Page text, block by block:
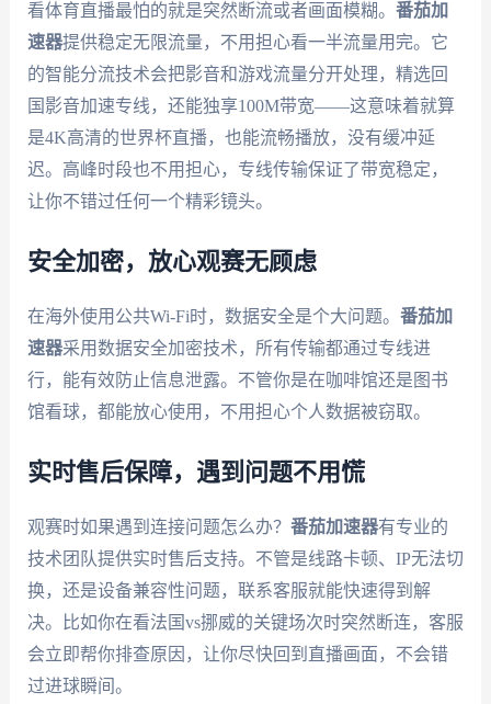
看体育直播最怕的就是突然断流或者画面模糊。 番茄加
速器提供稳定无限流量，不用担心看一半流量用完。它
的智能分流技术会把影音和游戏流量分开处理，精选回
国影音加速专线，还能独享100M带宽——这意味着就算
是4K高清的世界杯直播，也能流畅播放，没有缓冲延
迟。高峰时段也不用担心，专线传输保证了带宽稳定，
让你不错过任何一个精彩镜头。
安全加密，放心观赛无顾虑
在海外使用公共Wi-Fi时，数据安全是个大问题。 番茄加
速器采用数据安全加密技术，所有传输都通过专线进
行，能有效防止信息泄露。不管你是在咖啡馆还是图书
馆看球，都能放心使用，不用担心个人数据被窃取。
实时售后保障，遇到问题不用慌
观赛时如果遇到连接问题怎么办？ 番茄加速器有专业的
技术团队提供实时售后支持。不管是线路卡顿、IP无法切
换，还是设备兼容性问题，联系客服就能快速得到解
决。比如你在看法国vs挪威的关键场次时突然断连，客服
会立即帮你排查原因，让你尽快回到直播画面，不会错
过进球瞬间。